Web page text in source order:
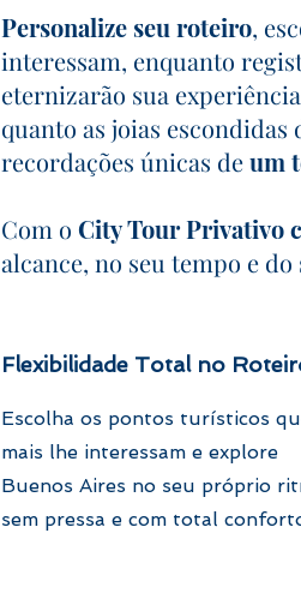
Personalize seu roteiro,
interessam, enquanto
eternizarão sua
quanto as joias escondidas
recordações únicas deum
Com o City Tour Privativo
alcance, no seu tempo e do
Flexibilidade Total no
Escolha os pontos turísticos
mais lhe interessam e explore
Buenos Aires no seu próprio
sem pressa e com total